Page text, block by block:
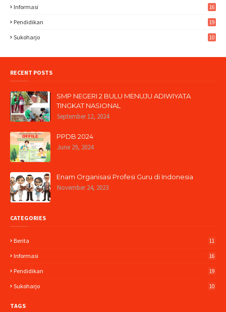
Informasi 16
Pendidikan 19
Sukoharjo 10
RECENT POSTS
SMP NEGERI 2 BULU MENUJU ADIWIYATA
TINGKAT NASIONAL
September 12, 2024
PPDB 2024
June 29, 2024
Enam Organisasi Profesi Guru di Indonesia
November 24, 2023
CATEGORIES
Berita 11
Informasi 16
Pendidikan 19
Sukoharjo 10
TAGS